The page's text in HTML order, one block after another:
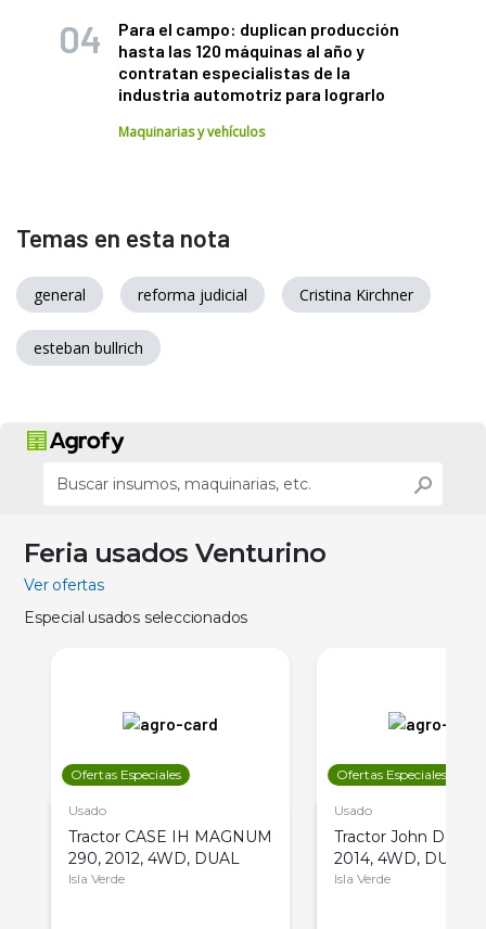
Para el campo: duplican producción
hasta las 120 máquinas al año y
contratan especialistas de la
industria automotriz para lograrlo
Maquinarias y vehículos
Temas en esta nota
general reforma judicial Cristina Kirchner
esteban bullrich
Feria usados Venturino
Ver ofertas
Especial usados seleccionados
Ofertas Especiales
Usado
Tractor CASE IH MAGNUM
290, 2012, 4WD, DUAL
Isla Verde
Ofertas Especiales
Usado
Tractor John Deere
2014, 4WD, DUAL
Isla Verde